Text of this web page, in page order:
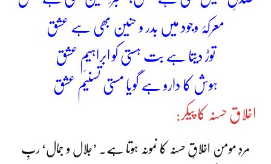
معرکۂ وجود میں بدر و حنین بھی ہے عشق
توڑ دیتا ہے بت ہستی کو ابراہیمِ عشق
ہوش کا دارو ہے گویا مستی تسنیم عشق
اخلاق حسنہ کا پیکر:
مردِ مومن اخلاقِ حسنہ کا نمونہ ہوتا ہے۔ ’جلال و جمال‘ ربِ